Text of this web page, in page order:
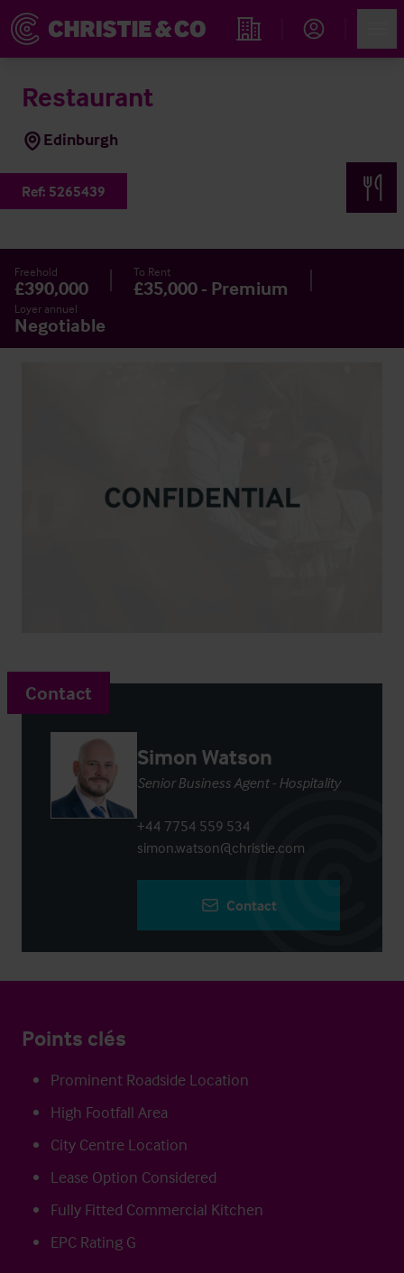
Rechercher un hôtel
Restaurant
Edinburgh
Ref: 5265439
Freehold
£390,000
To Rent
£35,000 - Premium
Loyer annuel
Negotiable
Contact
Simon Watson
Senior Business Agent - Hospitality
+44 7754 559 534
simon.watson@christie.com
Contact
Points clés
Prominent Roadside Location
High Footfall Area
City Centre Location
Lease Option Considered
Fully Fitted Commercial Kitchen
EPC Rating G